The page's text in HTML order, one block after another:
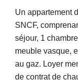
Un appartement
SNCF,
séjour, 1
meuble vasque,
au gaz. Loyer
de contrat de